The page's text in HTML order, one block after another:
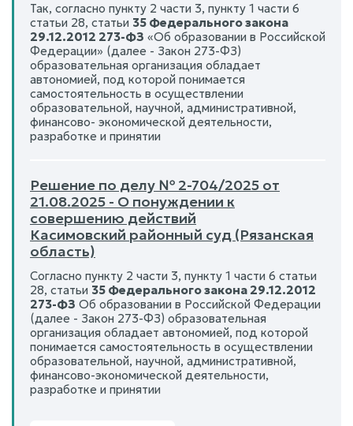
Так, согласно пункту 2 части 3, пункту 1 части 6
статьи 28, статьи 35 Федерального закона
29.12.2012 273-ФЗ «Об образовании в Российской
Федерации» (далее - Закон 273-ФЗ)
образовательная организация обладает
автономией, под которой понимается
самостоятельность в осуществлении
образовательной, научной, административной,
финансово- экономической деятельности,
разработке и принятии
Решение по делу № 2-704/2025 от
21.08.2025 - О понуждении к
совершению действий
Касимовский районный суд (Рязанская
область)
Согласно пункту 2 части 3, пункту 1 части 6 статьи
28, статьи 35 Федерального закона 29.12.2012
273-ФЗ Об образовании в Российской Федерации
(далее - Закон 273-ФЗ) образовательная
организация обладает автономией, под которой
понимается самостоятельность в осуществлении
образовательной, научной, административной,
финансово-экономической деятельности,
разработке и принятии